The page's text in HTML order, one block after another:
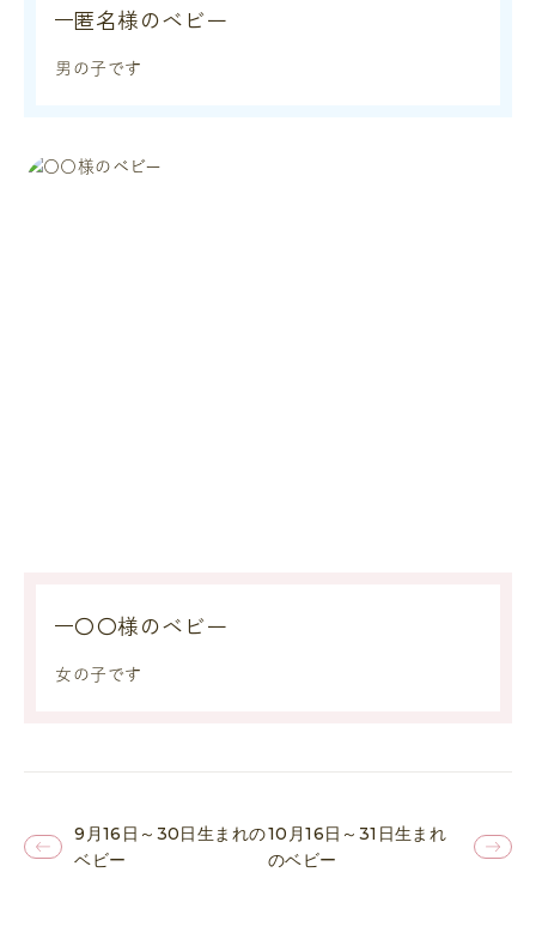
匿名様のベビー
男の子です
〇〇様のベビー
女の子です
9月16日～30日生まれの
ベビー
10月16日～31日生まれ
のベビー